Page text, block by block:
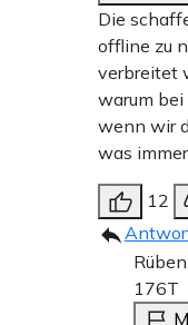
Die
offline zu
verbreitet
warum bei
wenn wir
was
12
176T